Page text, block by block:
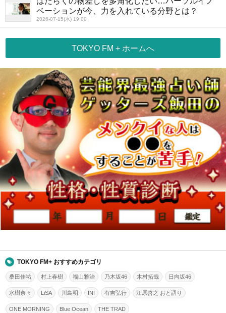
ベーションが今、力を入れている分野とは？
2026-07-15(水) 19:00
TOKYO FM + ホームへ
TOKYO FM+ おすすめカテゴリ
桑田佳祐 村上春樹 福山雅治 乃木坂46 木村拓哉 日向坂46
水樹奈々 LiSA 川島明 INI 有吉弘行 江原啓之 おと語り
ONE MORNING Blue Ocean THE TRAD